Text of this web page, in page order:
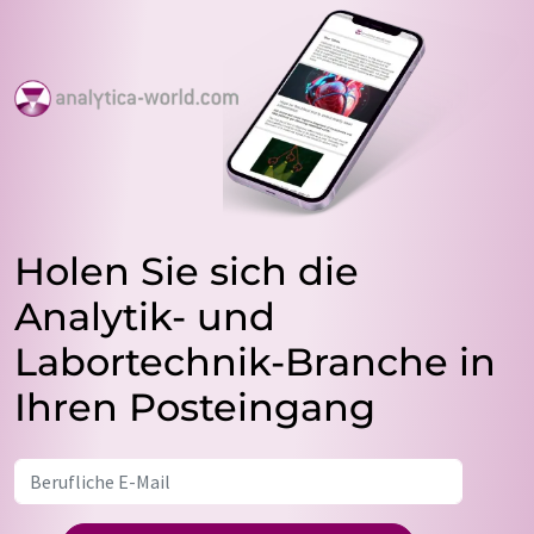
Holen Sie sich die
Analytik- und
Labortechnik-Branche in
Ihren Posteingang